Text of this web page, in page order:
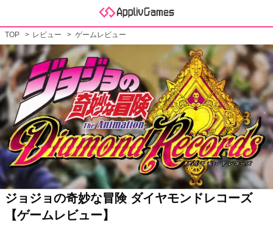
TOP レビュー ゲームレビュー
ジョジョの奇妙な冒険 ダイヤモンドレコーズ
【ゲームレビュー】